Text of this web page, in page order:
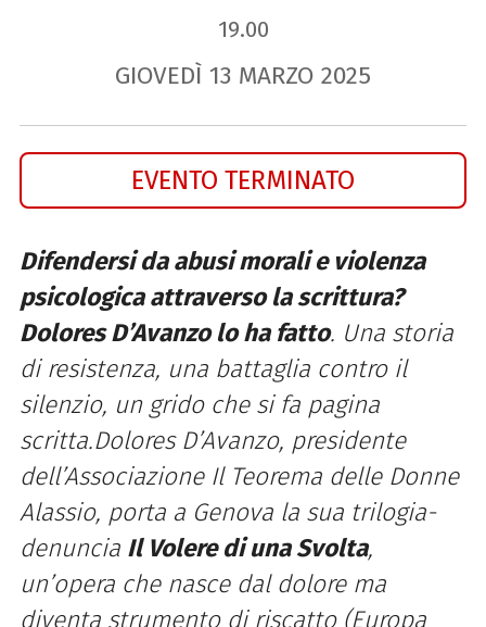
19.00
GIOVEDÌ 13 MARZO 2025
EVENTO TERMINATO
Difendersi da abusi morali e violenza
psicologica attraverso la scrittura?
Dolores D’Avanzo lo ha fatto. Una storia
di resistenza, una battaglia contro il
silenzio, un grido che si fa pagina
scritta.Dolores D’Avanzo, presidente
dell’Associazione Il Teorema delle Donne
Alassio, porta a Genova la sua trilogia-
denuncia Il Volere di una Svolta,
un’opera che nasce dal dolore ma
diventa strumento di riscatto (Europa